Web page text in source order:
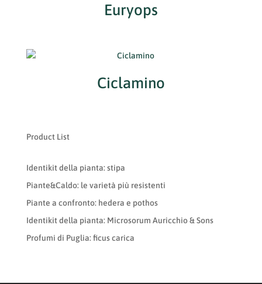
Euryops
Ciclamino
Product List
Identikit della pianta: stipa
Piante&Caldo: le varietà più resistenti
Piante a confronto: hedera e pothos
Identikit della pianta: Microsorum Auricchio & Sons
Profumi di Puglia: ficus carica